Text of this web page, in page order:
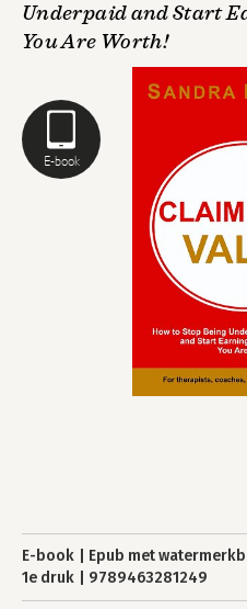
E-book
Underpaid and Start
You Are Worth!
E-book Epub met
1e druk
9789463281249